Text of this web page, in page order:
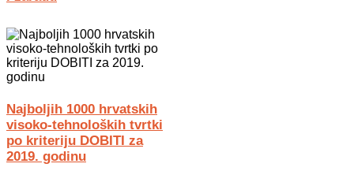
Najboljih 1000 hrvatskih
visoko-tehnoloških tvrtki
po kriteriju DOBITI za
2019. godinu